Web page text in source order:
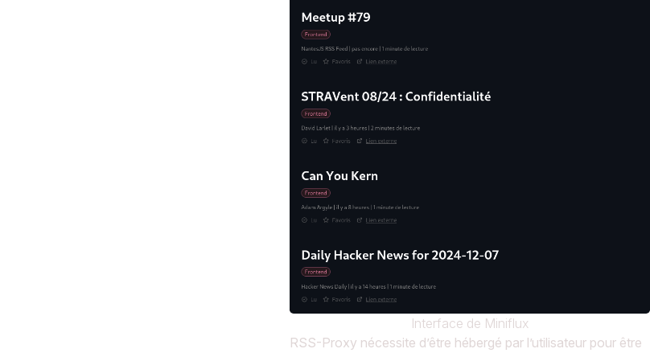
Interface de Miniflux
RSS-Proxy nécessite d’être hébergé par l’utilisateur pour être